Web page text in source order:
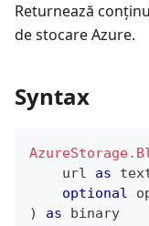
Returnează
de stocare Azure.
Syntax
    url
as
optional
)
as binary